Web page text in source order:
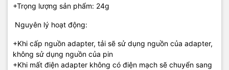
+Trọng lượng sản phẩm: 24g
Nguyên lý hoạt động:
+Khi cấp nguồn adapter, tải sẽ sử dụng nguồn của adapter,
không sử dụng nguồn của pin
+Khi mất điện adapter không có điện mạch sẽ chuyển sang